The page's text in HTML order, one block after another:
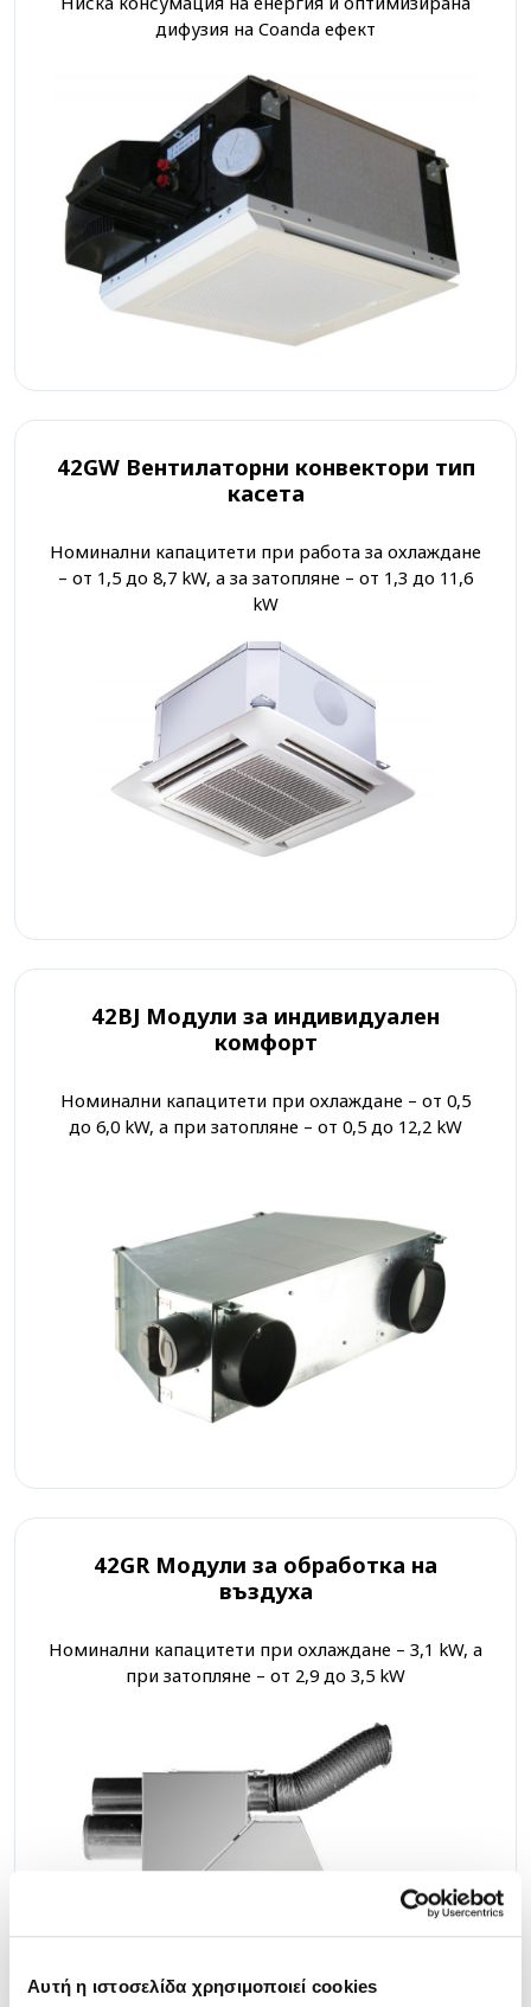
Αυτή η ιστοσελίδα χρησιμοποιεί cookies
дифузия на Coanda ефект
42GW Вентилаторни конвектори тип
касета
Номинални капацитети при работа за охлаждане
– от 1,5 до 8,7 kW, а за затопляне – от 1,3 до 11,6
kW
42BJ Модули за индивидуален
комфорт
Номинални капацитети при охлаждане – от 0,5
до 6,0 kW, а при затопляне – от 0,5 до 12,2 kW
42GR Модули за обработка на
въздуха
Номинални капацитети при охлаждане – 3,1 kW, а
при затопляне – от 2,9 до 3,5 kW